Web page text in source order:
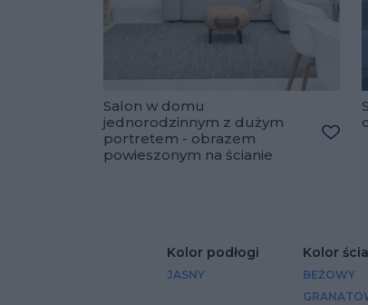
Salon w domu
jednorodzinnym z dużym
portretem - obrazem
powieszonym na ścianie
Kolor podłogi
JASNY
Kolor
BEŻOWY